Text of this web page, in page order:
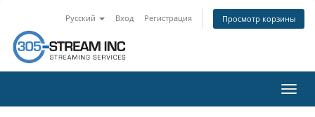
Русский Вход Регистрация Просмотр корзины